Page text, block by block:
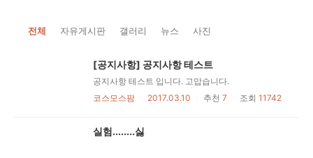
전체 자유게시판 갤러리 뉴스 사진
[공지사항] 공지사항 테스트
공지사항 테스트 입니다. 고맙습니다.
코스모스팜
2017.03.10 추천 7 조회 11742
실험........싫